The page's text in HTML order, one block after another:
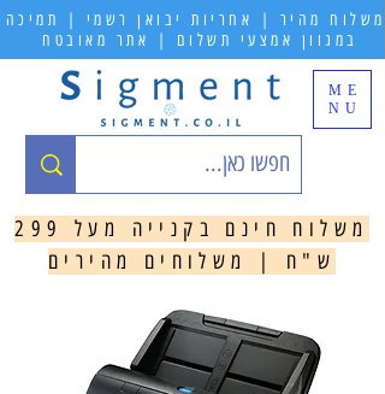
ME
NU
משלוח מהיר | אחריות יבואן רשמי | תמיכה
במגוון אמצעי תשלום | אתר מאובטח
משלוח חינם בקנייה מעל 299
ש"ח | משלוחים מהירים